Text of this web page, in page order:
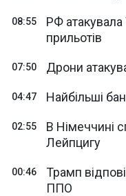
08:55
РФ атакувала
прильотів
07:50 Дрони
04:47 Найбільші
02:55
В Німеччині
Лейпцигу
00:46
Трамп
ППО